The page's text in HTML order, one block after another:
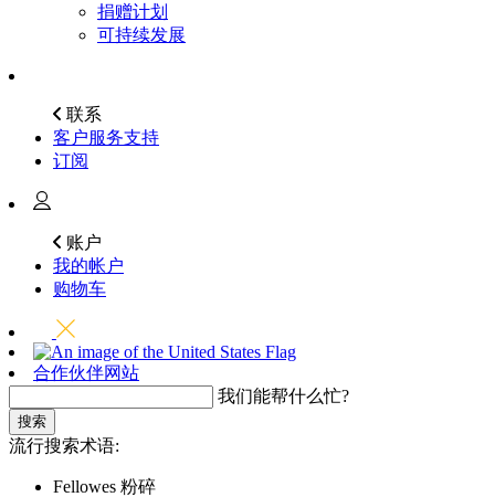
捐赠计划
可持续发展
联系
客户服务支持
订阅
账户
我的帐户
购物车
合作伙伴网站
我们能帮什么忙?
搜索
流行搜索术语:
Fellowes 粉碎